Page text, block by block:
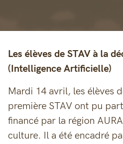
Les élèves de STAV à la
(Intelligence Artificielle)
Mardi 14 avril, les élèves
première STAV ont pu
financé par la région
culture. Il a été encadré